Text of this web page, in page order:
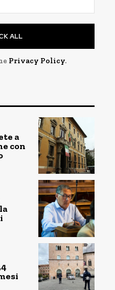
ALL
Privacy Policy.
a
con